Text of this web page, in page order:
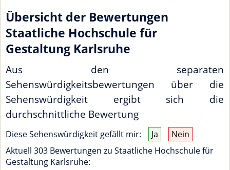
Übersicht der Bewertungen
Staatliche Hochschule für
Gestaltung Karlsruhe
Aus den separaten
Sehenswürdigkeitsbewertungen über die
Sehenswürdigkeit ergibt sich die
durchschnittliche Bewertung
Diese Sehenswürdigkeit gefällt mir: Ja
Nein
Aktuell 303 Bewertungen zu Staatliche Hochschule für
Gestaltung Karlsruhe: